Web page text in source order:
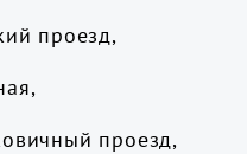
проезд,
проезд,